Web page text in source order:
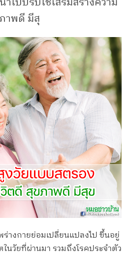
าพดี มีสุ
ร่างกายย่อมเปลี่ยนแปลงไป ขึ้นอยู่
นวัยที่ผ่านมา รวมถึงโรคประจำตัว